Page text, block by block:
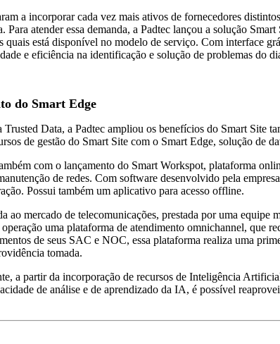
a incorporar cada vez mais ativos de fornecedores
Para atender essa demanda, a Padtec lançou a solução
quais está disponível no modelo de serviço. Com interface
e eficiência na identificação e solução de problemas do
do Smart Edge
Data, a Padtec ampliou os benefícios do Smart Site
de gestão do Smart Site com o Smart Edge, solução de
com o lançamento do Smart Workspot, plataforma
de redes. Com software desenvolvido pela
Possui também um aplicativo para acesso offline.
ao mercado de telecomunicações, prestada por uma
uma plataforma de atendimento omnichannel, que
de seus SAC e NOC, essa plataforma realiza uma
tomada.
a partir da incorporação de recursos de Inteligência
de análise e de aprendizado da IA, é possível